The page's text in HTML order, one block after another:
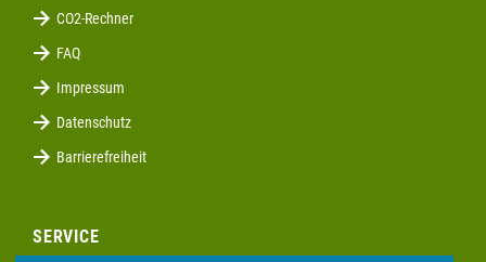
CO2-Rechner
FAQ
Impressum
Datenschutz
Barrierefreiheit
SERVICE